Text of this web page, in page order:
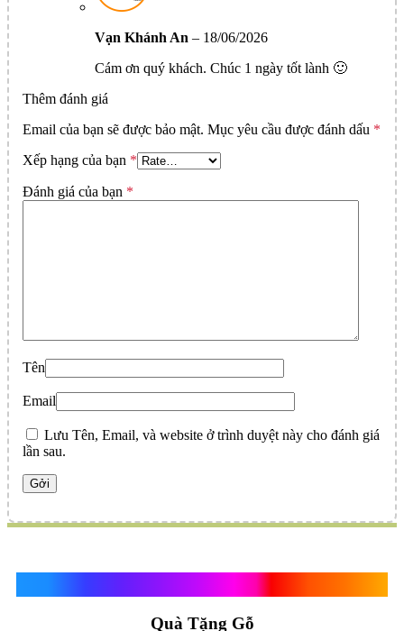
Vạn Khánh An – 18/06/2026
Cám ơn quý khách. Chúc 1 ngày tốt lành 🙂
Thêm đánh giá
Email của bạn sẽ được bảo mật. Mục yêu cầu được đánh dấu *
Xếp hạng của bạn *
Đánh giá của bạn *
Tên
Email
Lưu Tên, Email, và website ở trình duyệt này cho đánh giá
lần sau.
Quà Tặng Gỗ